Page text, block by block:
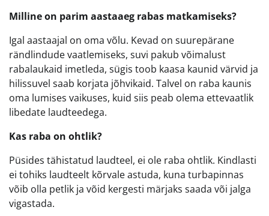
Milline on parim aastaaeg rabas matkamiseks?
Igal aastaajal on oma võlu. Kevad on suurepärane
rändlindude vaatlemiseks, suvi pakub võimalust
rabalaukaid imetleda, sügis toob kaasa kaunid värvid ja
hilissuvel saab korjata jõhvikaid. Talvel on raba kaunis
oma lumises vaikuses, kuid siis peab olema ettevaatlik
libedate laudteedega.
Kas raba on ohtlik?
Püsides tähistatud laudteel, ei ole raba ohtlik. Kindlasti
ei tohiks laudteelt kõrvale astuda, kuna turbapinnas
võib olla petlik ja võid kergesti märjaks saada või jalga
vigastada.